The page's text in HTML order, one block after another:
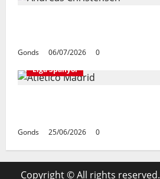
Gonds 06/07/2026
0
Liga Spanyol
Gonds 25/06/2026 0
Copyright © All rights reserved.